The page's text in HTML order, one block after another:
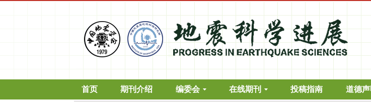
首页 期刊介绍 编委会 在线期刊 投稿指南 道德声